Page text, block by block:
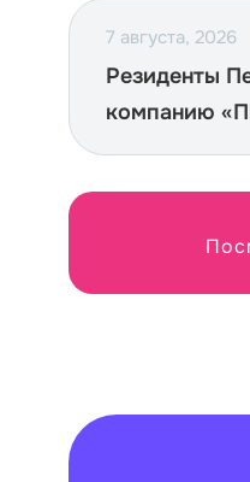
7 августа, 2026
Резиденты
компанию